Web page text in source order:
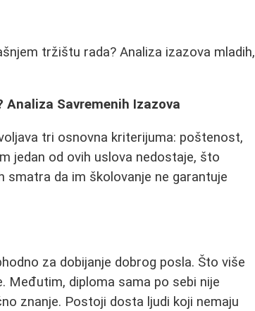
tržištu rada? Analiza izazova mladih,
Analiza Savremenih Izazova
tri osnovna kriterijuma: poštenost,
jedan od ovih uslova nedostaje, što
smatra da im školovanje ne garantuje
za dobijanje dobrog posla. Što više
Međutim, diploma sama po sebi nije
znanje. Postoji dosta ljudi koji nemaju